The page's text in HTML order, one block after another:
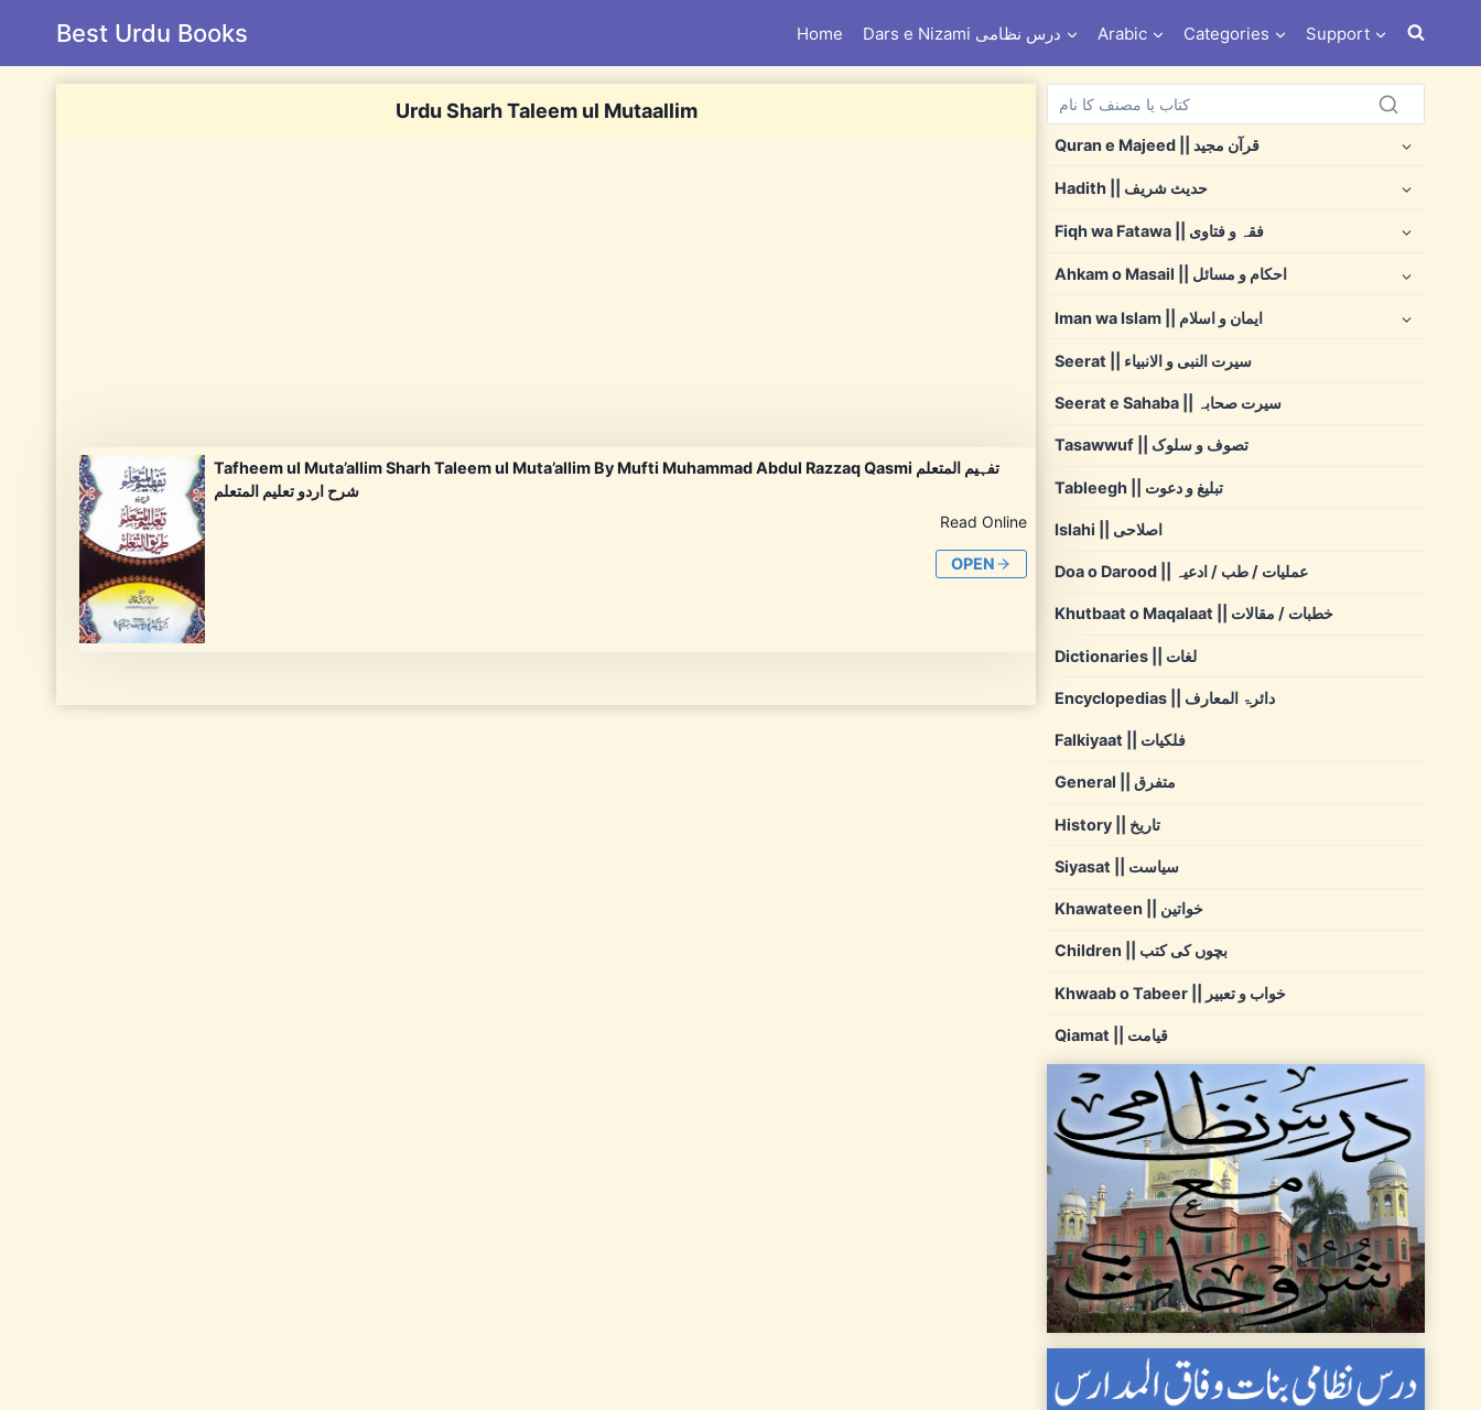
Best Urdu Books Home Dars e Nizami درس نظامی Arabic Categories Support
Urdu Sharh Taleem ul Mutaallim
Tafheem ul Muta’allim Sharh Taleem ul Muta’allim By Mufti Muhammad Abdul Razzaq Qasmi تفہیم المتعلم
شرح اردو تعلیم المتعلم
Read Online
OPEN
Quran e Majeed || قرآن مجید
Hadith || حدیث شریف
Fiqh wa Fatawa || فقہ و فتاوی
Ahkam o Masail || احکام و مسائل
Iman wa Islam || ایمان و اسلام
Seerat || سیرت النبی و الانبیاء
Seerat e Sahaba || سیرت صحابہ
Tasawwuf || تصوف و سلوک
Tableegh || تبلیغ و دعوت
Islahi || اصلاحی
Doa o Darood || عملیات / طب / ادعیہ
Khutbaat o Maqalaat || خطبات / مقالات
Dictionaries || لغات
Encyclopedias || دائرۃ المعارف
Falkiyaat || فلکیات
General || متفرق
History || تاریخ
Siyasat || سیاست
Khawateen || خواتین
Children || بچوں کی کتب
Khwaab o Tabeer || خواب و تعبیر
Qiamat || قیامت